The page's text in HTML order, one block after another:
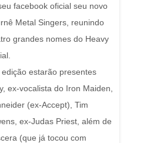
facebook oficial seu novo
Metal Singers, reunindo
grandes nomes do Heavy
estarão presentes
ex-vocalista do Iron Maiden,
(ex-Accept), Tim
ex-Judas Priest, além de
(que já tocou com